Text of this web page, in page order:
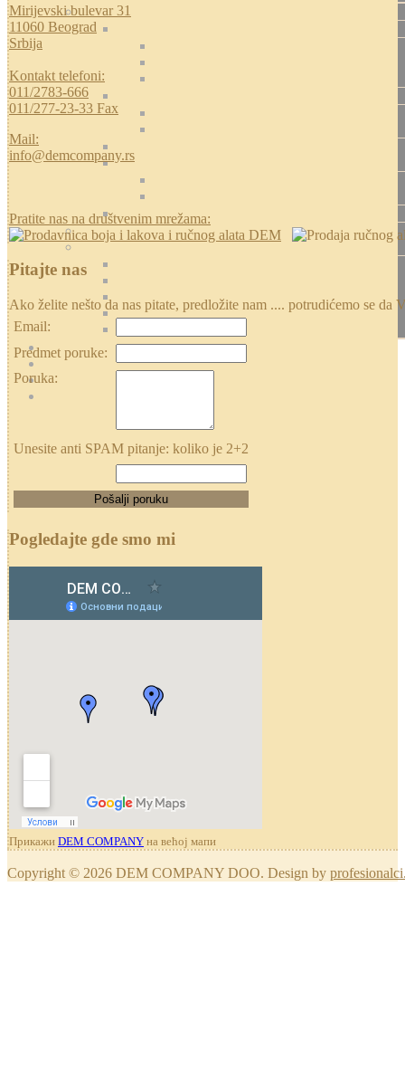
Mirijevski bulevar 31
11060 Beograd
Srbija
Kontakt telefoni:
011/2783-666
011/277-23-33 Fax
Mail:
info@demcompany.rs
Pratite nas na društvenim mrežama:
Pitajte nas
Ako želite nešto da nas pitate, predložite nam .... potrudićemo se
Email:
Predmet poruke:
Poruka:
Unesite anti SPAM pitanje: koliko je 2+2
Pogledajte gde smo mi
Прикажи DEM COMPANY на већој мапи
Copyright © 2026 DEM COMPANY DOO. Design by